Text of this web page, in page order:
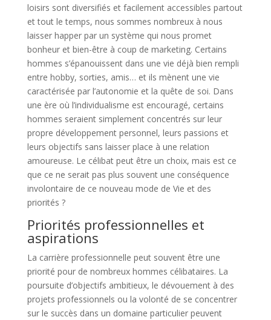
loisirs sont diversifiés et facilement accessibles partout
et tout le temps, nous sommes nombreux à nous
laisser happer par un système qui nous promet
bonheur et bien-être à coup de marketing. Certains
hommes s’épanouissent dans une vie déjà bien rempli
entre hobby, sorties, amis… et ils mènent une vie
caractérisée par l’autonomie et la quête de soi. Dans
une ère où l’individualisme est encouragé, certains
hommes seraient simplement concentrés sur leur
propre développement personnel, leurs passions et
leurs objectifs sans laisser place à une relation
amoureuse. Le célibat peut être un choix, mais est ce
que ce ne serait pas plus souvent une conséquence
involontaire de ce nouveau mode de Vie et des
priorités ?
Priorités professionnelles et
aspirations
La carrière professionnelle peut souvent être une
priorité pour de nombreux hommes célibataires. La
poursuite d’objectifs ambitieux, le dévouement à des
projets professionnels ou la volonté de se concentrer
sur le succès dans un domaine particulier peuvent